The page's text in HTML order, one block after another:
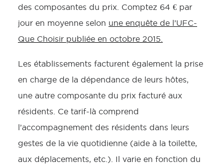
des composantes du prix. Comptez 64 € par
jour en moyenne selon une enquête de l’UFC-
Que Choisir publiée en octobre 2015.
Les établissements facturent également la prise
en charge de la dépendance de leurs hôtes,
une autre composante du prix facturé aux
résidents. Ce tarif-là comprend
l’accompagnement des résidents dans leurs
gestes de la vie quotidienne (aide à la toilette,
aux déplacements, etc.). Il varie en fonction du